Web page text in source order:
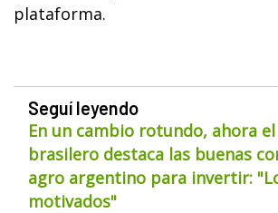
plataforma.
Seguí leyendo
En un cambio rotundo, ahora
brasilero destaca las buenas
agro argentino para invertir:
motivados"